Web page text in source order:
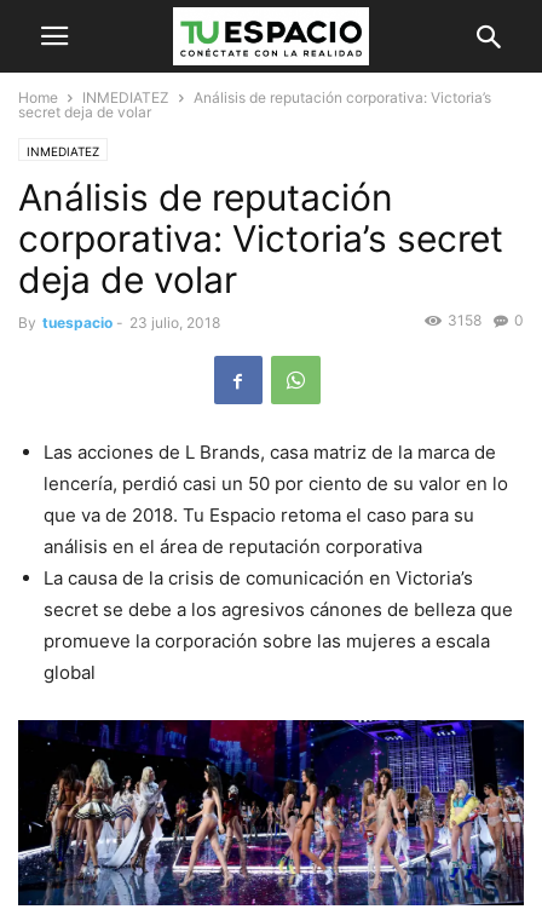
Home INMEDIATEZ
Análisis de reputación corporativa: Victoria’s
secret deja de volar
INMEDIATEZ
Análisis de reputación
corporativa: Victoria’s secret
deja de volar
By tuespacio - 23 julio, 2018 0
3158
Las acciones de L Brands, casa matriz de la marca de
lencería, perdió casi un 50 por ciento de su valor en lo
que va de 2018. Tu Espacio retoma el caso para su
análisis en el área de reputación corporativa
La causa de la crisis de comunicación en Victoria’s
secret se debe a los agresivos cánones de belleza que
promueve la corporación sobre las mujeres a escala
global